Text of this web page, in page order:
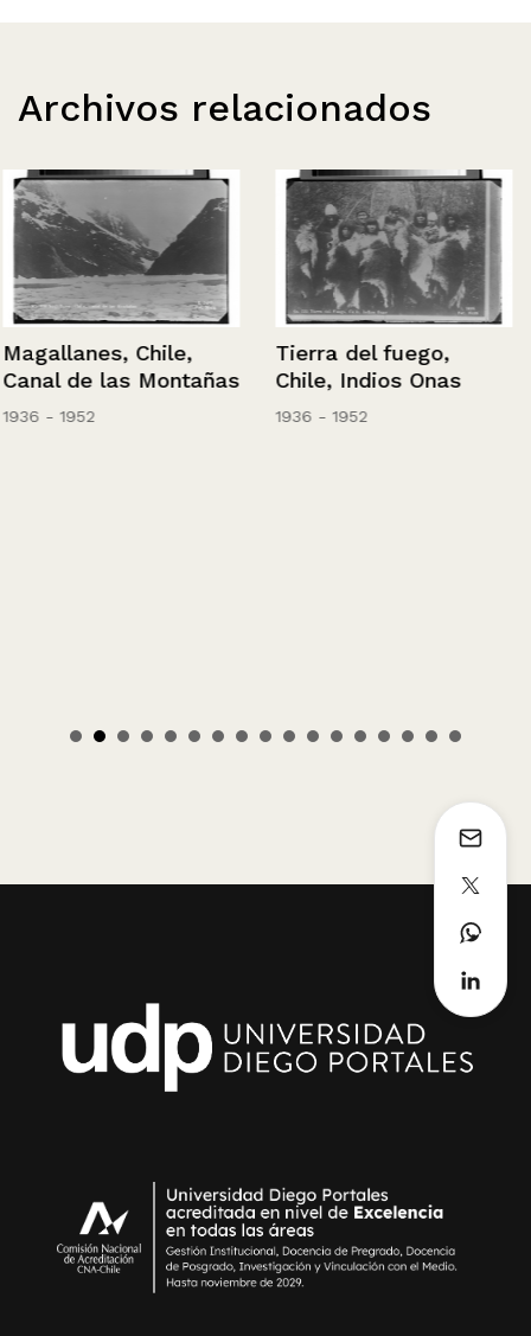
Archivos relacionados
Magallanes, Chile,
Canal de las Montañas
1936 - 1952
Tierra del fuego,
Chile, Indios Onas
1936 - 1952